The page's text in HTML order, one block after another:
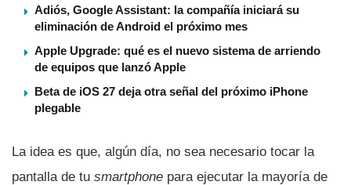
Adiós, Google Assistant: la compañía iniciará su
eliminación de Android el próximo mes
Apple Upgrade: qué es el nuevo sistema de arriendo
de equipos que lanzó Apple
Beta de iOS 27 deja otra señal del próximo iPhone
plegable
La idea es que, algún dí­a, no sea necesario tocar la
pantalla de tu smartphone para ejecutar la mayorí­a de